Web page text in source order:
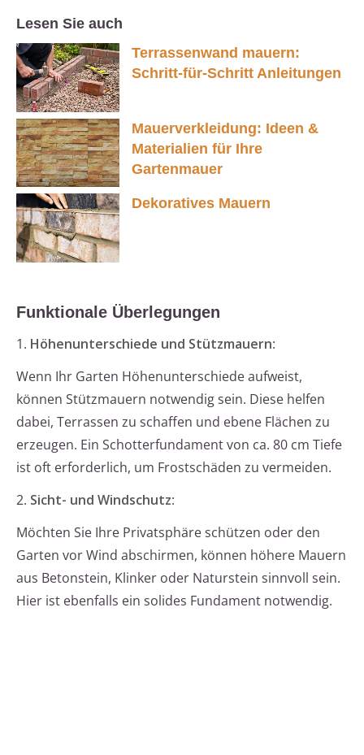
Lesen Sie auch
Terrassenwand mauern:
Schritt-für-Schritt Anleitungen
Mauerverkleidung: Ideen &
Materialien für Ihre
Gartenmauer
Dekoratives Mauern
Funktionale Überlegungen
1. Höhenunterschiede und Stützmauern:
Wenn Ihr Garten Höhenunterschiede aufweist,
können Stützmauern notwendig sein. Diese helfen
dabei, Terrassen zu schaffen und ebene Flächen zu
erzeugen. Ein Schotterfundament von ca. 80 cm Tiefe
ist oft erforderlich, um Frostschäden zu vermeiden.
2. Sicht- und Windschutz:
Möchten Sie Ihre Privatsphäre schützen oder den
Garten vor Wind abschirmen, können höhere Mauern
aus Betonstein, Klinker oder Naturstein sinnvoll sein.
Hier ist ebenfalls ein solides Fundament notwendig.